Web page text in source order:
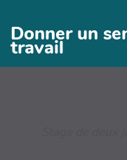
Donner un
travail